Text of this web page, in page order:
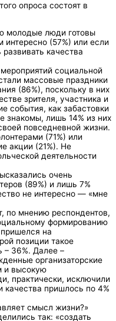
опроса состоят в
молодые люди готовы
интересно (57%) или если
качества
социальной
массовые праздники
(86%), поскольку в них
зрителя, участника и
события, как забастовки
знакомы, лишь 14% из них
повседневной жизни.
(71%) или
акции (21%). Не
деятельности
очень
(89%) и лишь 7%
не интересно — «мне
по мнению респондентов,
формированию
на
позиции такое
– 36%. Далее –
организаторские
и высокую
практически, исключили
качества пришлось по 4%
смысл жизни?»
так: «создать